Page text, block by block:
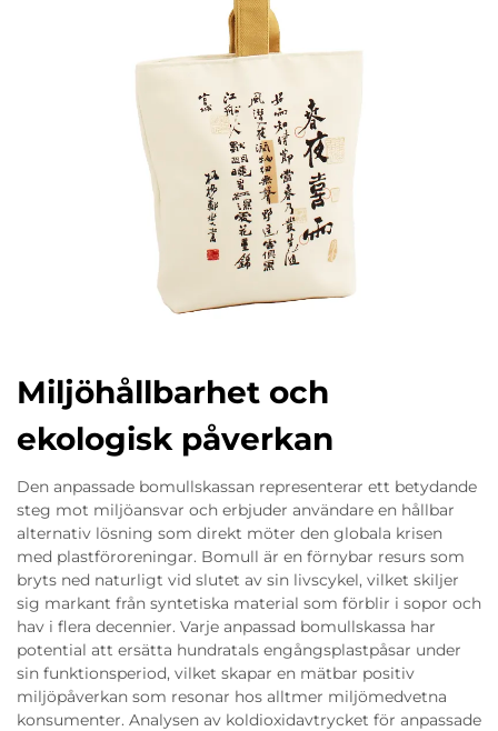
Miljöhållbarhet och
ekologisk påverkan
Den anpassade bomullskassan representerar ett betydande
steg mot miljöansvar och erbjuder användare en hållbar
alternativ lösning som direkt möter den globala krisen
med plastföroreningar. Bomull är en förnybar resurs som
bryts ned naturligt vid slutet av sin livscykel, vilket skiljer
sig markant från syntetiska material som förblir i sopor och
hav i flera decennier. Varje anpassad bomullskassa har
potential att ersätta hundratals engångsplastpåsar under
sin funktionsperiod, vilket skapar en mätbar positiv
miljöpåverkan som resonar hos alltmer miljömedvetna
konsumenter. Analysen av koldioxidavtrycket för anpassade